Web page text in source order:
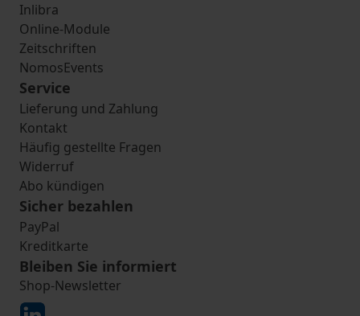
Inlibra
Online-Module
Zeitschriften
NomosEvents
Service
Lieferung und Zahlung
Kontakt
Häufig gestellte Fragen
Widerruf
Abo kündigen
Sicher bezahlen
PayPal
Kreditkarte
Bleiben Sie informiert
Shop-Newsletter